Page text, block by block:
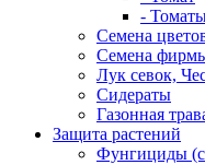
-
Семена
Семена
Лук севок,
Сидераты
Газонная
Защита растений
Фунгициды